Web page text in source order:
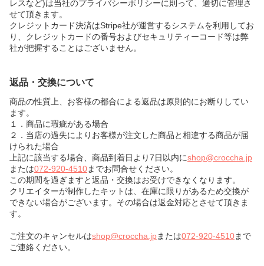
レスなど)は当社のプライバシーポリシーに則って、適切に管理さ
せて頂きます。
クレジットカード決済はStripe社が運営するシステムを利用してお
り、クレジットカードの番号およびセキュリティーコード等は弊
社が把握することはございません。
返品・交換について
商品の性質上、お客様の都合による返品は原則的にお断りしてい
ます。
１．商品に瑕疵がある場合
２．当店の過失によりお客様が注文した商品と相違する商品が届
けられた場合
上記に該当する場合、商品到着日より7日以内にshop@croccha.jp
または072-920-4510までお問合せください。
この期間を過ぎますと返品・交換はお受けできなくなります。
クリエイターが制作したキットは、在庫に限りがあるため交換が
できない場合がございます。その場合は返金対応とさせて頂きま
す。
ご注文のキャンセルはshop@croccha.jpまたは072-920-4510まで
ご連絡ください。